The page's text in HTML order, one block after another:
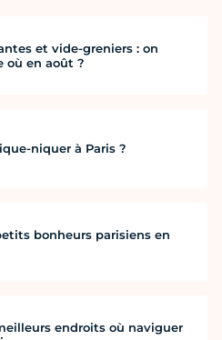
et vide-greniers : on
où en août ?
niquer à Paris ?
bonheurs parisiens en
endroits où naviguer